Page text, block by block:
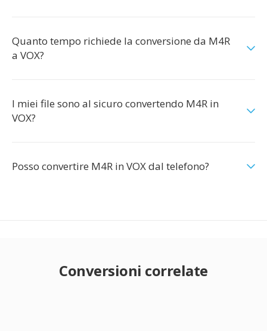
Quanto tempo richiede la conversione da M4R
a VOX?
I miei file sono al sicuro convertendo M4R in
VOX?
Posso convertire M4R in VOX dal telefono?
Conversioni correlate